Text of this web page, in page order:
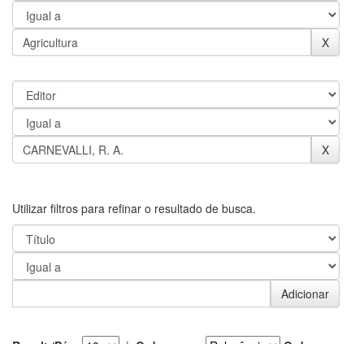
Utilizar filtros para refinar o resultado de busca.